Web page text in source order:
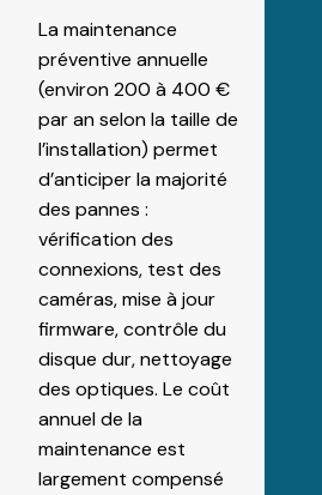
La maintenance
préventive annuelle
(environ 200 à 400 €
par an selon la taille de
l’installation) permet
d’anticiper la majorité
des pannes :
vérification des
connexions, test des
caméras, mise à jour
firmware, contrôle du
disque dur, nettoyage
des optiques. Le coût
annuel de la
maintenance est
largement compensé